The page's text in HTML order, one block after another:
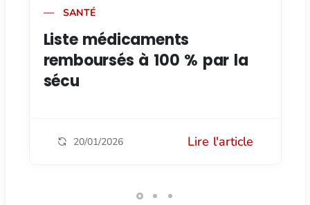
SANTÉ
Liste médicaments
remboursés à 100 % par la
sécu
20/01/2026 Lire l'article